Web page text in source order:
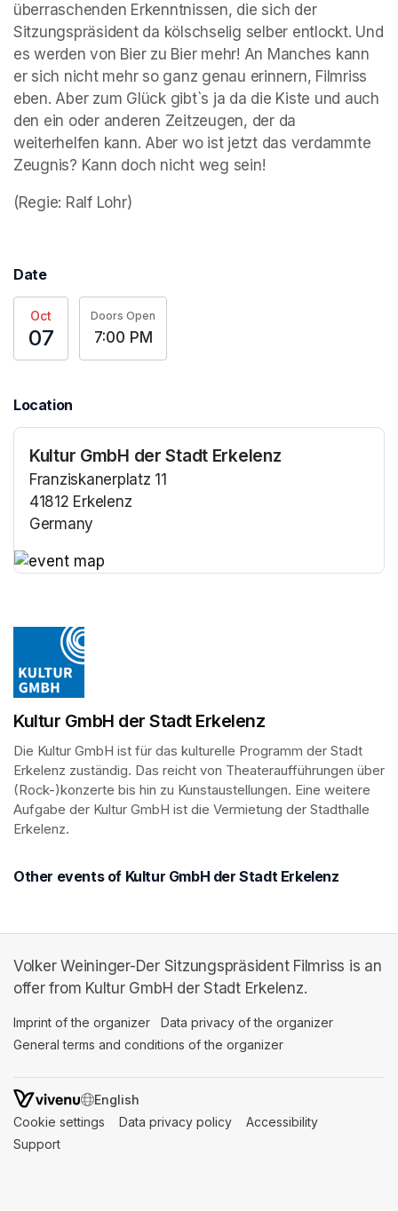
überraschenden Erkenntnissen, die sich der
Sitzungspräsident da kölschselig selber entlockt. Und
es werden von Bier zu Bier mehr! An Manches kann
er sich nicht mehr so ganz genau erinnern, Filmriss
eben. Aber zum Glück gibt`s ja da die Kiste und auch
den ein oder anderen Zeitzeugen, der da
weiterhelfen kann. Aber wo ist jetzt das verdammte
Zeugnis? Kann doch nicht weg sein!
(Regie: Ralf Lohr)
Date
Oct
07
Doors Open
7:00 PM
Location
Kultur GmbH der Stadt Erkelenz
Franziskanerplatz 11
41812 Erkelenz
Germany
Kultur GmbH der Stadt Erkelenz
Die Kultur GmbH ist für das kulturelle Programm der Stadt
Erkelenz zuständig. Das reicht von Theateraufführungen über
(Rock-)konzerte bis hin zu Kunstaustellungen. Eine weitere
Aufgabe der Kultur GmbH ist die Vermietung der Stadthalle
Erkelenz.
Other events of Kultur GmbH der Stadt Erkelenz
Volker Weininger-Der Sitzungspräsident Filmriss is an
offer from Kultur GmbH der Stadt Erkelenz.
Imprint of the organizer (opens in a new tab)
Data privacy of the organizer
General terms and conditions of the organizer
SWITCH LANGUAGE
Cookie settings (opens in a new tab)
Data privacy policy (opens in a new tab)
Accessibility
Support